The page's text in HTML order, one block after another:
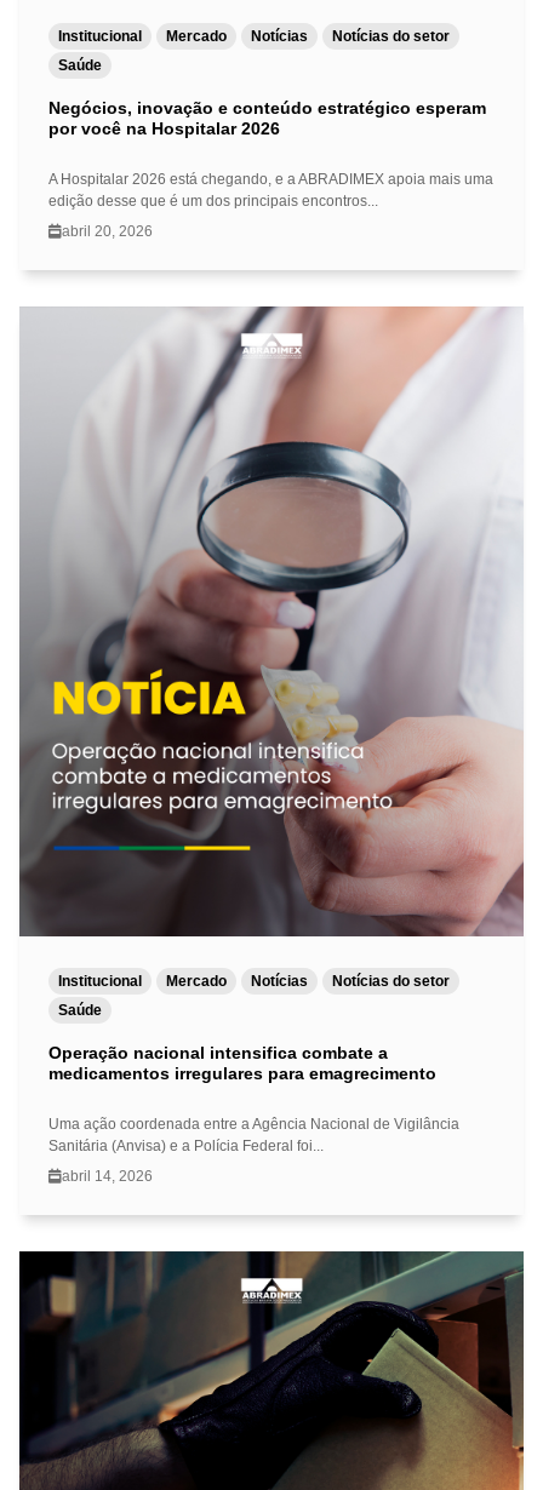
Institucional Mercado Notícias
Notícias do setor
Saúde
Negócios, inovação e conteúdo estratégico esperam
por você na Hospitalar 2026
A Hospitalar 2026 está chegando, e a ABRADIMEX apoia mais uma
edição desse que é um dos principais encontros...
abril 20, 2026
Institucional Mercado Notícias
Notícias do setor
Saúde
Operação nacional intensifica combate a
medicamentos irregulares para emagrecimento
Uma ação coordenada entre a Agência Nacional de Vigilância
Sanitária (Anvisa) e a Polícia Federal foi...
abril 14, 2026